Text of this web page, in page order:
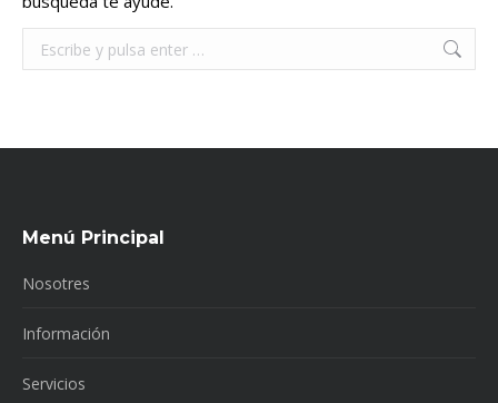
Buscar:
Menú Principal
Nosotres
Información
Servicios